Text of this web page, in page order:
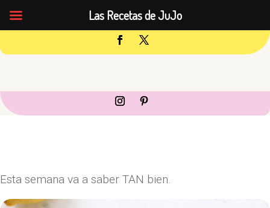
Esta semana va a saber TAN bien.
Las Recetas de JuJo